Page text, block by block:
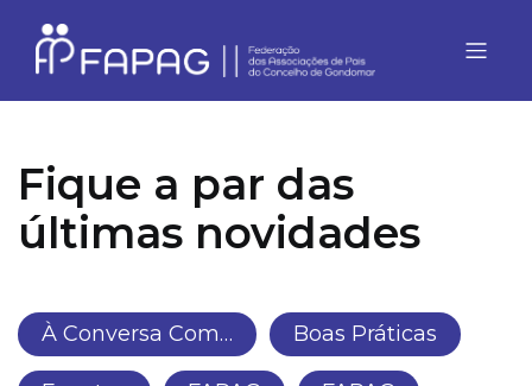
Fique a par das
últimas novidades
À Conversa Com… Boas Práticas